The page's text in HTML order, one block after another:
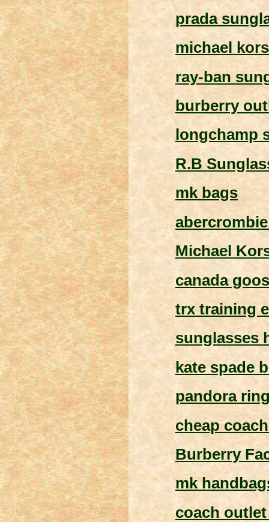
prada
michael
ray-ban
burberry
longchamp
R.B
mk bags
Michael
canada
trx training
sunglasses
kate spade
pandora
cheap
Burberry
mk
coach